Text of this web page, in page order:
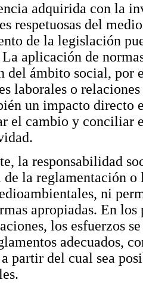
adquirida con la
respetuosas del
de la legislación
La aplicación de
del ámbito social, por
laborales o
un impacto directo
el cambio y conciliar
la responsabilidad
la reglamentación o
ni
apropiadas. En los
los esfuerzos
adecuados,
partir del cual sea